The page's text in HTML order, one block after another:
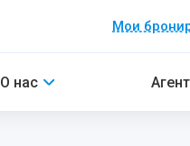
Мои
О нас